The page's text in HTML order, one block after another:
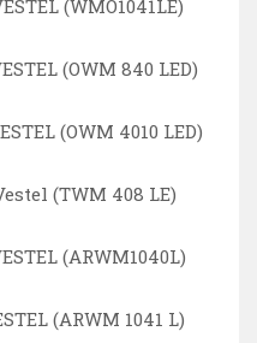
(WMO1041LE)
(OWM 840 LED)
(OWM 4010 LED)
(TWM 408 LE)
(ARWM1040L)
(ARWM 1041 L)